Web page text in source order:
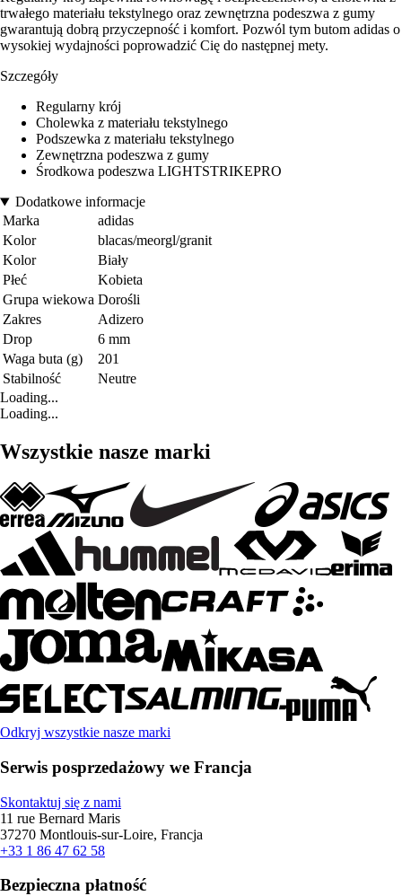
trwałego materiału tekstylnego oraz zewnętrzna podeszwa z gumy
gwarantują dobrą przyczepność i komfort. Pozwól tym butom adidas o
wysokiej wydajności poprowadzić Cię do następnej mety.
Szczegóły
Regularny krój
Cholewka z materiału tekstylnego
Podszewka z materiału tekstylnego
Zewnętrzna podeszwa z gumy
Środkowa podeszwa LIGHTSTRIKEPRO
Dodatkowe informacje
Marka
adidas
Kolor
blacas/meorgl/granit
Kolor
Biały
Płeć
Kobieta
Grupa wiekowa Dorośli
Zakres
Adizero
Drop
6 mm
Waga buta (g)
201
Stabilność
Neutre
Loading...
Loading...
Wszystkie nasze marki
Odkryj wszystkie nasze marki
Serwis posprzedażowy we Francja
Skontaktuj się z nami
11 rue Bernard Maris
37270 Montlouis-sur-Loire, Francja
+33 1 86 47 62 58
Bezpieczna płatność